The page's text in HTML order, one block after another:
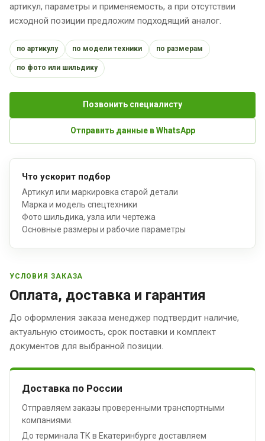
артикул, параметры и применяемость, а при отсутствии
исходной позиции предложим подходящий аналог.
по артикулу по модели техники по размерам
по фото или шильдику
Позвонить специалисту
Отправить данные в WhatsApp
Что ускорит подбор
Артикул или маркировка старой детали
Марка и модель спецтехники
Фото шильдика, узла или чертежа
Основные размеры и рабочие параметры
УСЛОВИЯ ЗАКАЗА
Оплата, доставка и гарантия
До оформления заказа менеджер подтвердит наличие,
актуальную стоимость, срок поставки и комплект
документов для выбранной позиции.
Доставка по России
Отправляем заказы проверенными транспортными
компаниями.
До терминала ТК в Екатеринбурге доставляем